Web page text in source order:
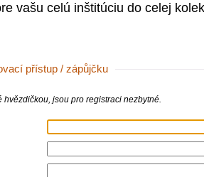
vašu celú inštitúciu do celej
přístup / zápůjčku
hvězdičkou, jsou pro registraci nezbytné.